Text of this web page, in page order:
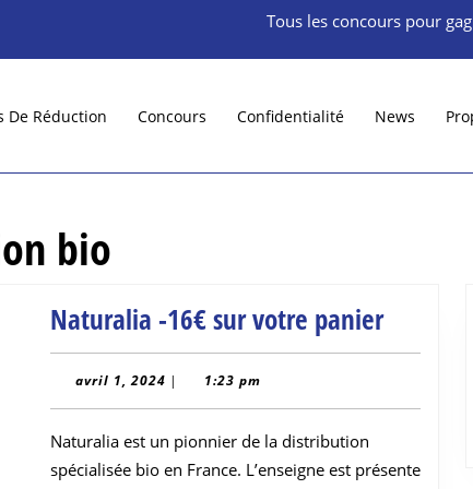
Tous les concours pour
De Réduction Concours Confidentialité News
bio
Naturalia -16€ sur votre panierNaturalia
-16€
votre
avril 1, 2024 avril
| 1:23 pm
Naturalia est un pionnier de la distribution
spécialisée bio en France. L’enseigne est présente